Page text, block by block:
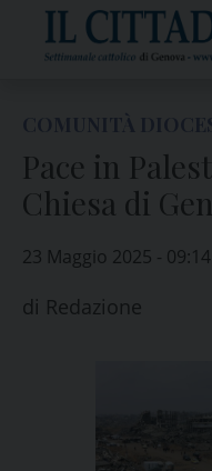
content
Pace in
Chiesa di
23 Maggio 2025 - 09:14
di Redazione